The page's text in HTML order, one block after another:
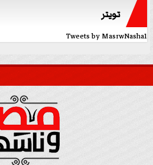
تويتر
Tweets by MasrwNasha1